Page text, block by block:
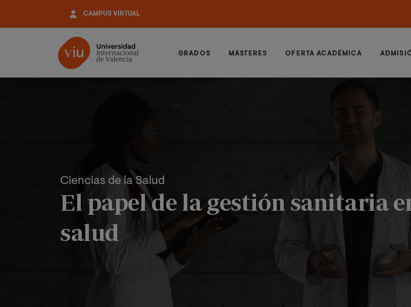
contenido
CAMPUS VIRTUAL
GRADOS MÁSTERES OFERTA ACADÉMICA
Ciencias de la Salud
El papel de la gestión sanitaria
salud